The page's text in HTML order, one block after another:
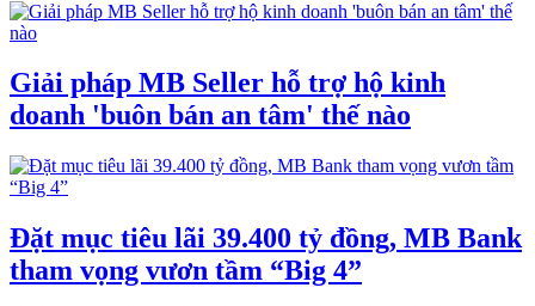
Giải pháp MB Seller hỗ trợ hộ kinh
doanh 'buôn bán an tâm' thế nào
Đặt mục tiêu lãi 39.400 tỷ đồng, MB Bank
tham vọng vươn tầm “Big 4”